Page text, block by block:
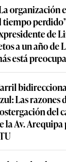
organización
tiempo
de
a un año de
está
Las razones
del
la Av.